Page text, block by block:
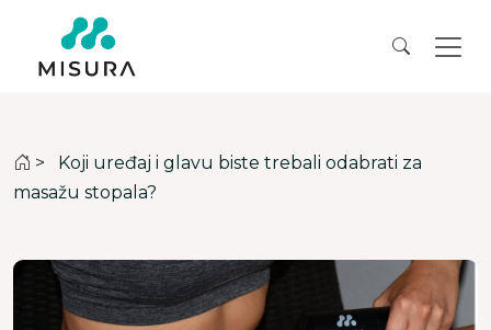
>
Koji uređaj i glavu biste trebali odabrati za
masažu stopala?